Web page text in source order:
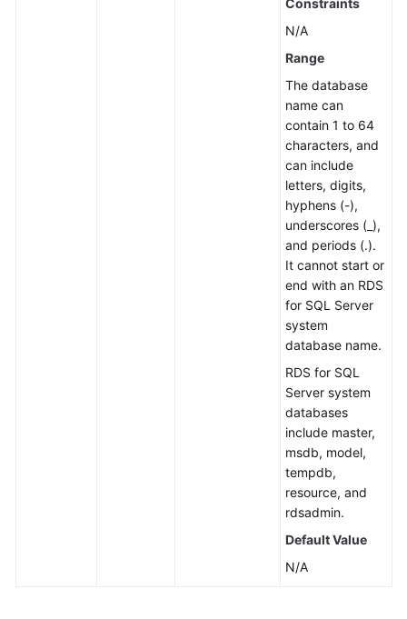
Constraints
N/A
Range
The database
name can
contain 1 to 64
characters, and
can include
letters, digits,
hyphens (-),
underscores (_),
and periods (.).
It cannot start or
end with an RDS
for SQL Server
system
database name.
RDS for SQL
Server system
databases
include master,
msdb, model,
tempdb,
resource, and
rdsadmin.
Default Value
N/A